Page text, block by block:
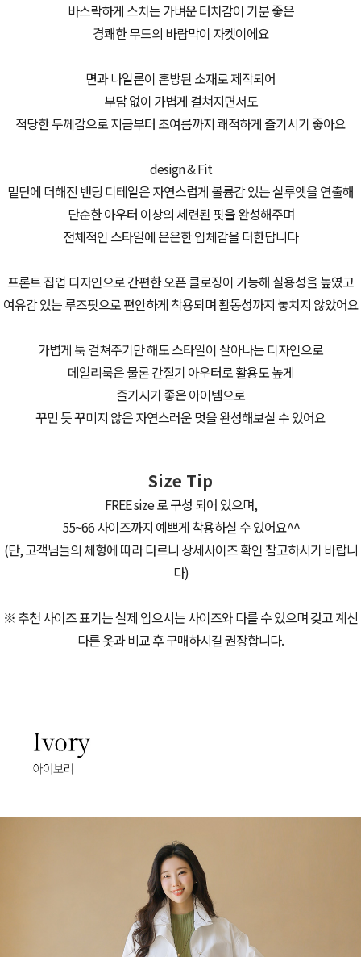
바스락하게 스치는 가벼운 터치감이 기분 좋은
경쾌한 무드의 바람막이 자켓이에요
면과 나일론이 혼방된 소재로 제작되어
부담 없이 가볍게 걸쳐지면서도
적당한 두께감으로 지금부터 초여름까지 쾌적하게 즐기시기 좋아요
design & Fit
밑단에 더해진 밴딩 디테일은 자연스럽게 볼륨감 있는 실루엣을 연출해
단순한 아우터 이상의 세련된 핏을 완성해주며
전체적인 스타일에 은은한 입체감을 더한답니다
프론트 집업 디자인으로 간편한 오픈 클로징이 가능해 실용성을 높였고
여유감 있는 루즈핏으로 편안하게 착용되며 활동성까지 놓치지 않았어요
가볍게 툭 걸쳐주기만 해도 스타일이 살아나는 디자인으로
데일리룩은 물론 간절기 아우터로 활용도 높게
즐기시기 좋은 아이템으로
꾸민 듯 꾸미지 않은 자연스러운 멋을 완성해보실 수 있어요
Size Tip
FREE size 로 구성 되어 있으며,
55~66 사이즈까지 예쁘게 착용하실 수 있어요^^
(단, 고객님들의 체형에 따라 다르니 상세사이즈 확인 참고하시기 바랍니
다)
※ 추천 사이즈 표기는 실제 입으시는 사이즈와 다를 수 있으며 갖고 계신
다른 옷과 비교 후 구매하시길 권장합니다.